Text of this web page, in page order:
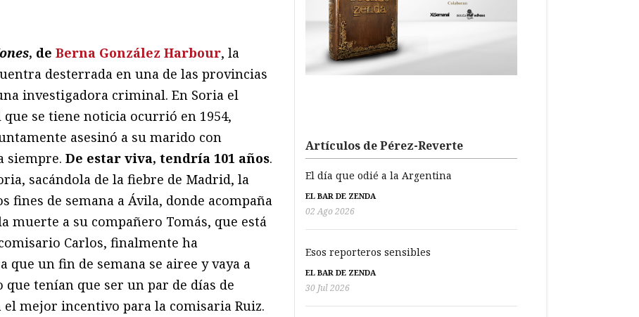
, de Berna González Harbour, la
desterrada en una de las provincias
investigadora criminal. En Soria el
se tiene noticia ocurrió en 1954,
asesinó a su marido con
siempre. De estar viva, tendría 101 años.
sacándola de la fiebre de Madrid, la
fines de semana a Ávila, donde acompaña
muerte a su compañero Tomás, que está
Carlos, finalmente ha
que un fin de semana se airee y vaya a
tenían que ser un par de días de
mejor incentivo para la comisaria Ruiz.
Artículos de Pérez-Reverte
El día que odié a la Argentina
EL BAR DE ZENDA
02 Ago 2026
Esos reporteros sensibles
EL BAR DE ZENDA
30 Jul 2026